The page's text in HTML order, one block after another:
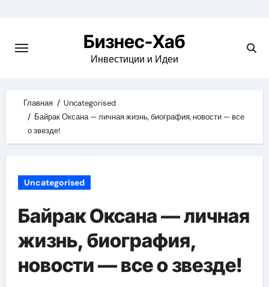
content
Бизнес-Хаб
Инвестиции и Идеи
Главная
Uncategorised
Байрак Оксана — личная жизнь, биография, новости — все
о звезде!
Uncategorised
Байрак Оксана — личная
жизнь, биография,
новости — все о звезде!